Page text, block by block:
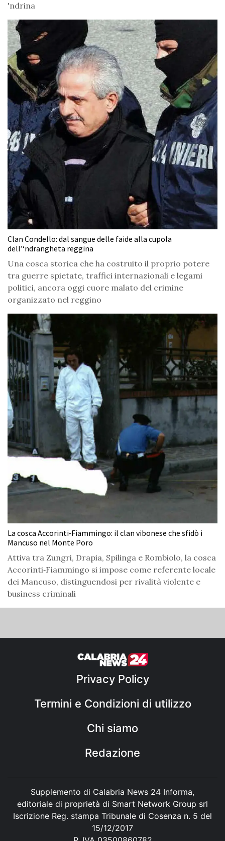
'ndrina
Clan Condello: dal sangue delle faide alla cupola
dell’‘ndrangheta reggina
Una cosca storica che ha costruito il proprio potere
tra guerre spietate, traffici internazionali e legami
politici, ancora oggi cuore malato del crimine
organizzato nel reggino
La cosca Accorinti‑Fiammingo: il clan vibonese che sfidò i
Mancuso nel Monte Poro
Attiva tra Zungri, Drapia, Spilinga e Rombiolo, la cosca
Accorinti‑Fiammingo si impose come referente locale
dei Mancuso, distinguendosi per rivalità violente e
business criminali
Privacy Policy
Termini e Condizioni di utilizzo
Chi siamo
Redazione
Supplemento di Calabria News 24 Informa,
editoriale di proprietà di Smart Network Group srl
Iscrizione Reg. stampa Tribunale di Cosenza n. 5 del
15/12/2017